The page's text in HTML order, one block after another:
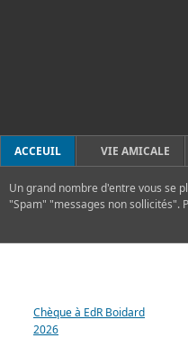
ACCEUIL VIE AMICALE
Un grand nombre d'entre vous se
"Spam" "messages non sollicités".
Chèque à EdR Boidard
2026